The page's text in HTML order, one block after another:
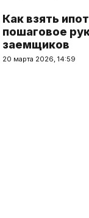
Как взять
пошаговое
заемщиков
20 марта 2026, 14:59